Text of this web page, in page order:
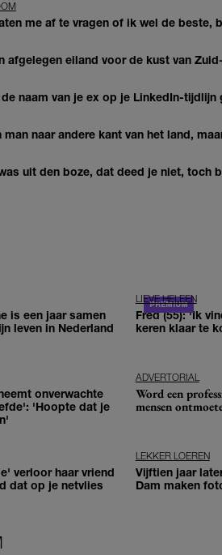
me af te vragen of ik wel de beste,
afgelegen eiland voor de kust van
naam van je ex op je LinkedIn-tijdlijn
naar andere kant van het land,
uit den boze, dat deed je niet, toch
is een jaar samen
leven in Nederland
LIEVE HELEEN
Fred (55): 'Ik
keren klaar te
onverwachte
'Hoopte dat je
ADVERTORIAL
Word een
mensen
verloor haar vriend
dat op je netvlies
LEKKER LOEREN
Vijftien jaar
Dam maken